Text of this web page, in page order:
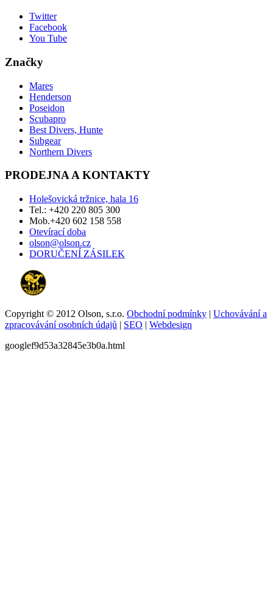
Twitter
Facebook
You Tube
Značky
Mares
Henderson
Poseidon
Scubapro
Best Divers, Hunte
Subgear
Northern Divers
PRODEJNA A KONTAKTY
Holešovická tržnice, hala 16
Tel.: +420 220 805 300
Mob.+420 602 158 558
Otevírací doba
olson@olson.cz
DORUČENÍ ZÁSILEK
Copyright © 2012 Olson, s.r.o. Obchodní podmínky | Uchovávání a
zpracovávání osobních údajů | SEO | Webdesign
googlef9d53a32845e3b0a.html